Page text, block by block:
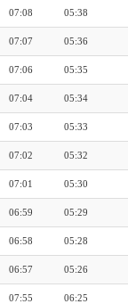
05:38
07:08
05:36
07:07
05:35
07:06
05:34
07:04
05:33
07:03
05:32
07:02
05:30
07:01
05:29
06:59
05:28
06:58
05:26
06:57
06:25
07:55